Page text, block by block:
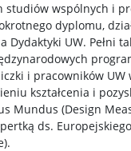
studiów wspólnych i
dyplomu,
Dydaktyki UW. Pełni
i pracowników UW
kształcenia i
Mundus (Design
ds.